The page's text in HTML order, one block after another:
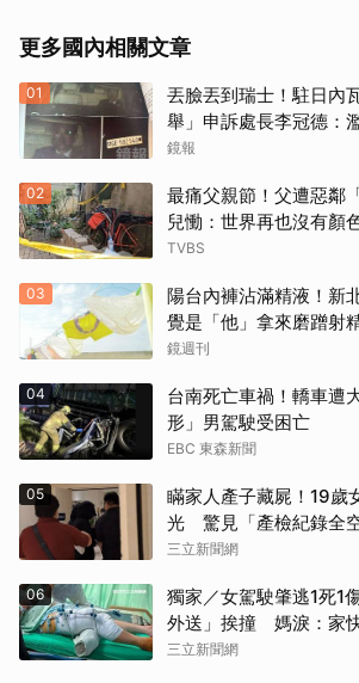
更多國內相關文章
01
丟臉丟到瑞士！駐日內
舉」申訴處長李冠德：
凌、超速仔拒繳罰單 外
鏡報
02
最痛父親節！父遭惡鄰
兒慟：世界再也沒有顏
TVBS
03
陽台內褲沾滿精液！
覺是「他」拿來磨蹭射
鏡週刊
04
台南死亡車禍！轎車遭
形」男駕駛受困亡
EBC 東森新聞
05
瞞家人產子藏屍！19歲
光 驚見「產檢紀錄全空
三立新聞網
06
獨家／女駕駛肇逃1死1
外送」挨撞 媽淚：家
三立新聞網